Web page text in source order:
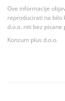
Ove informacije
reproducirati na bilo
d.o.o. niti bez pisane
Konzum plus d.o.o.